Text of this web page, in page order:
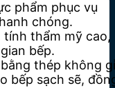
phẩm phục vụ
chóng.
thẩm mỹ cao,
bếp.
thép không gỉ
bếp sạch sẽ,